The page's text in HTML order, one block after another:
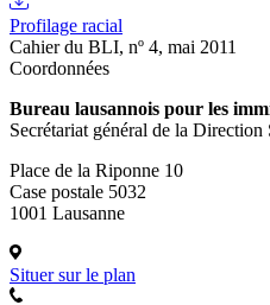
Profilage racial
Cahier du BLI, nº 4, mai 2011
Coordonnées
Bureau lausannois pour les
Secrétariat général de la Direction
Place de la Riponne 10
Case postale 5032
1001 Lausanne
Situer sur le plan